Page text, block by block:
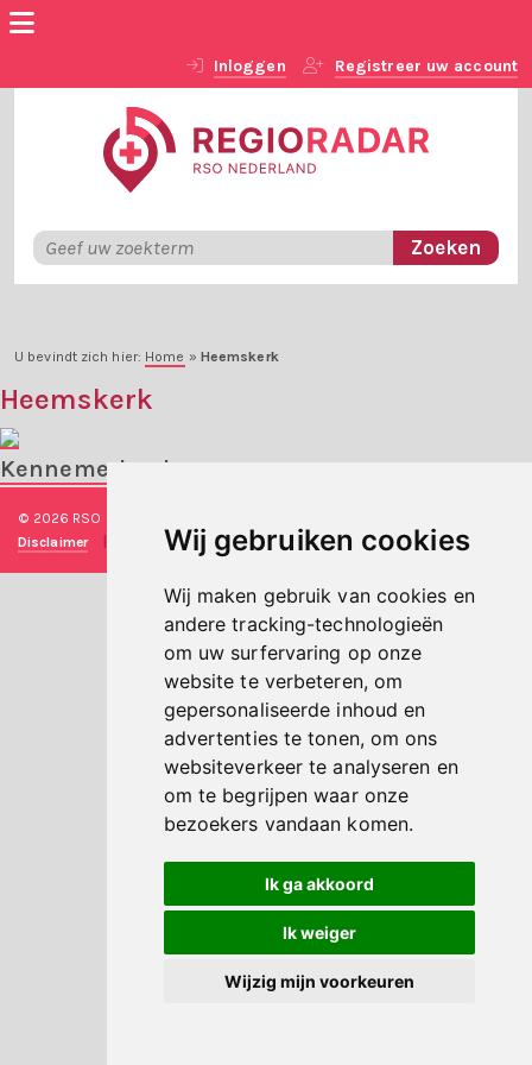
Wij gebruiken cookies
Wij maken gebruik van cookies en
andere tracking-technologieën
om uw surfervaring op onze
website te verbeteren, om
gepersonaliseerde inhoud en
advertenties te tonen, om ons
websiteverkeer te analyseren en
om te begrijpen waar onze
bezoekers vandaan komen.
Ik ga akkoord
Ik weiger
Wijzig mijn voorkeuren
Inloggen Registreer uw account
U bevindt zich hier: Home » Heemskerk
Heemskerk
Kennemerland
© 2026 RSO Nederland
Disclaimer
Privacy verklaring | Technische realisatieSieronline B.V.